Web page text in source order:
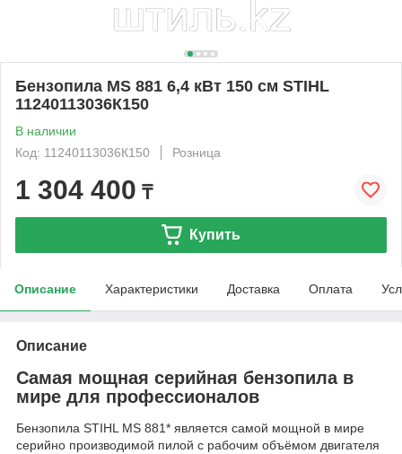
Бензопила MS 881 6,4 кВт 150 см STIHL
11240113036К150
В наличии
Код: 11240113036К150
Розница
1 304 400 ₸
Купить
Описание Характеристики Доставка Оплата
Описание
Самая мощная серийная бензопила в
мире для профессионалов
Бензопила STIHL MS 881* является самой мощной в мире
серийно производимой пилой с рабочим объёмом двигателя